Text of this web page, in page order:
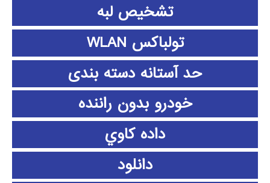
تشخیص لبه
تولباکس WLAN
حد آستانه دسته بندی
خودرو بدون راننده
داده كاوي
دانلود